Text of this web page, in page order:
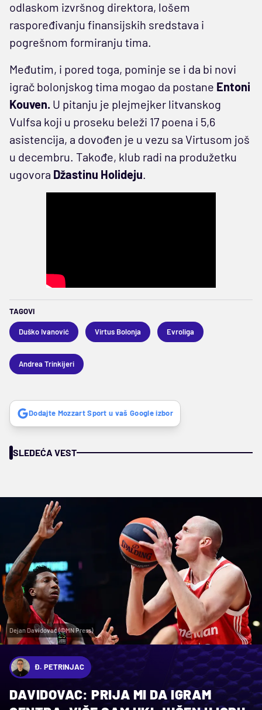
odlaskom izvršnog direktora, lošem
raspoređivanju finansijskih sredstava i
pogrešnom formiranju tima.
Međutim, i pored toga, pominje se i da bi novi
igrač bolonjskog tima mogao da postane Entoni
Kouven. U pitanju je plejmejker litvanskog
Vulfsa koji u proseku beleži 17 poena i 5,6
asistencija, a dovođen je u vezu sa Virtusom još
u decembru. Takođe, klub radi na produžetku
ugovora Džastinu Holideju.
TAGOVI
Duško Ivanović Virtus Bolonja Evroliga
Andrea Trinkijeri
Dodajte Mozzart Sport u vaš Google izbor
SLEDEĆA VEST
Dejan Davidovac (©MN Press)
Đ. PETRINJAC
DAVIDOVAC: PRIJA MI DA IGRAM